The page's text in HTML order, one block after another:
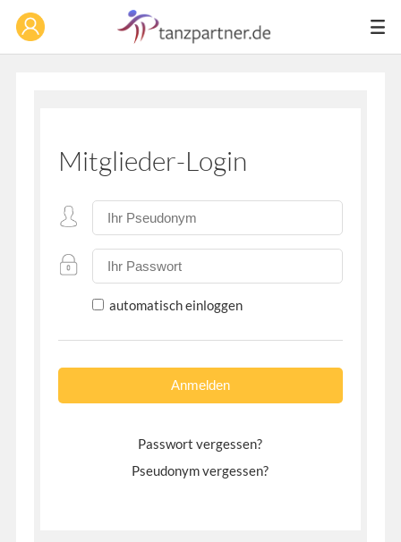
Mitglieder-Login
automatisch einloggen
Passwort vergessen?
Pseudonym vergessen?